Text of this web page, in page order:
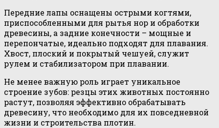
Передние лапы оснащены острыми когтями,
приспособленными для рытья нор и обработки
древесины, а задние конечности – мощные и
перепончатые, идеально подходят для плавания.
Хвост, плоский и покрытый чешуей, служит
рулем и стабилизатором при плавании.
Не менее важную роль играет уникальное
строение зубов: резцы этих животных постоянно
растут, позволяя эффективно обрабатывать
древесину, что необходимо для их повседневной
жизни и строительства плотин.